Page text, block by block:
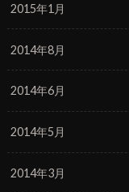
2015年1月
2014年8月
2014年6月
2014年5月
2014年3月